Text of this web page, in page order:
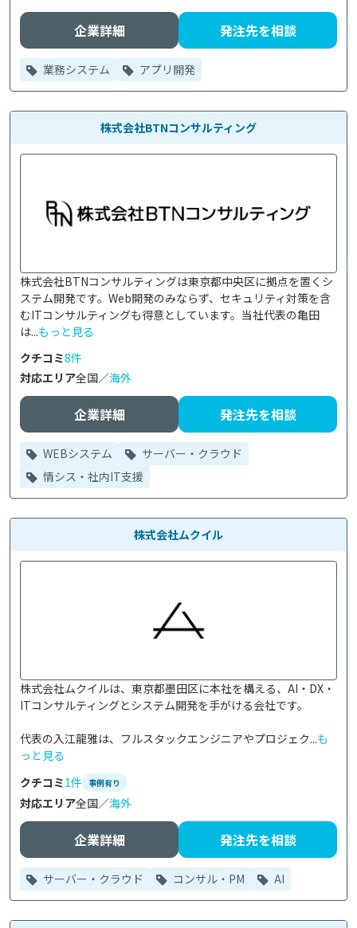
企業詳細 発注先を相談
業務システム アプリ開発
株式会社BTNコンサルティング
株式会社BTNコンサルティングは東京都中央区に拠点を置くシ
ステム開発です。Web開発のみならず、セキュリティ対策を含
むITコンサルティングも得意としています。当社代表の亀田
は...もっと見る
クチコミ8件
対応エリア全国／海外
企業詳細 発注先を相談
WEBシステム
サーバー・クラウド
情シス・社内IT支援
株式会社ムクイル
株式会社ムクイルは、東京都墨田区に本社を構える、AI・DX・
ITコンサルティングとシステム開発を手がける会社です。
代表の入江龍雅は、フルスタックエンジニアやプロジェク...も
っと見る
クチコミ1件 事例有り
対応エリア全国／海外
企業詳細 発注先を相談
サーバー・クラウド コンサル・PM AI